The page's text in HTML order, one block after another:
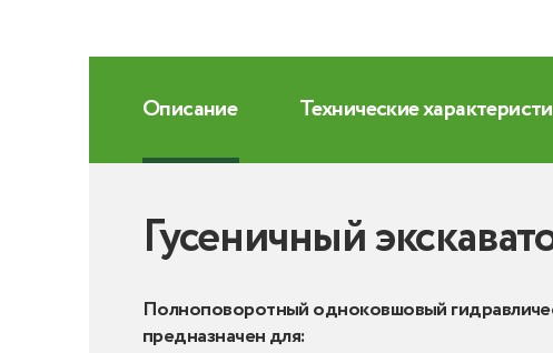
Описание Технические
Гусеничный
Полноповоротный одноковшовый
предназначен для: